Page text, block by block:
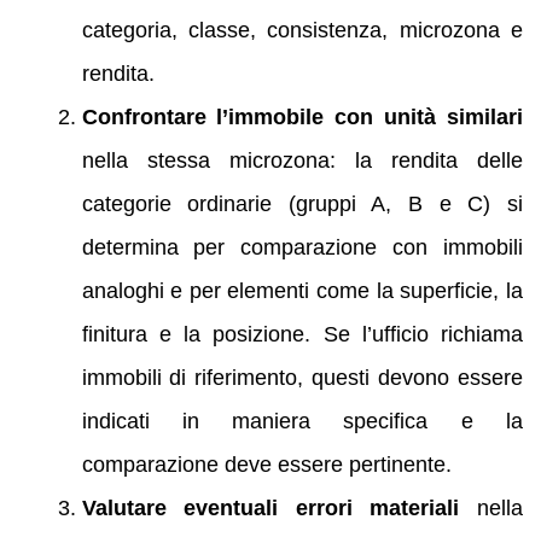
categoria, classe, consistenza, microzona e
rendita.
Confrontare l’immobile con unità similari
nella stessa microzona: la rendita delle
categorie ordinarie (gruppi A, B e C) si
determina per comparazione con immobili
analoghi e per elementi come la superficie, la
finitura e la posizione. Se l’ufficio richiama
immobili di riferimento, questi devono essere
indicati in maniera specifica e la
comparazione deve essere pertinente.
Valutare eventuali errori materiali nella